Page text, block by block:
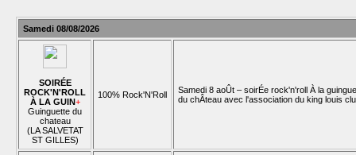
Samedi 08/08/2026
SOIRÉE
ROCK'N'ROLL
À LA GUIN+
Guinguette du
chateau
(LA SALVETAT
ST GILLES)
100% Rock'N'Roll
Samedi 8 aoÛt – soirÉe rock'n'roll À la
du chÂteau avec l'association du king louis